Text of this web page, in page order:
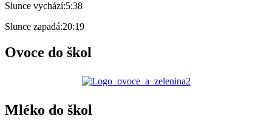
Slunce vychází:5:38
Slunce zapadá:20:19
Ovoce do škol
Mléko do škol